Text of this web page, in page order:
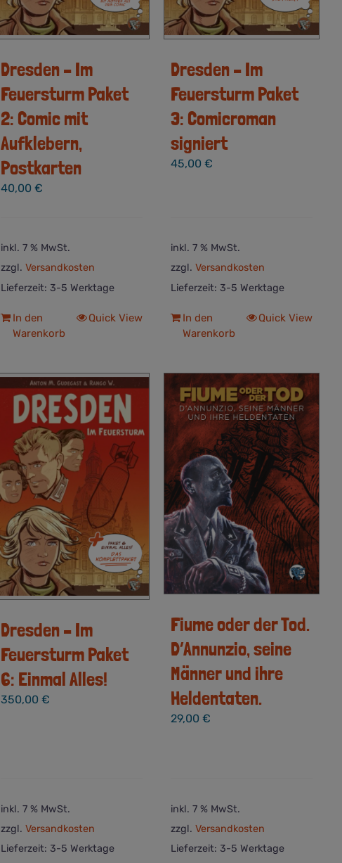
Dresden – Im
Feuersturm Paket
2: Comic mit
Aufklebern,
Postkarten
40,00€
inkl. 7 % MwSt.
zzgl.Versandkosten
Lieferzeit: 3-5 Werktage
In den
Warenkorb
Quick View
Dresden – Im
Feuersturm Paket
3: Comicroman
signiert
45,00€
inkl. 7 % MwSt.
zzgl.Versandkosten
Lieferzeit: 3-5 Werktage
In den
Warenkorb
Quick View
Dresden – Im
Feuersturm Paket
6: Einmal Alles!
350,00€
inkl. 7 % MwSt.
zzgl.Versandkosten
Lieferzeit: 3-5 Werktage
Fiume oder der Tod.
D’Annunzio, seine
Männer und ihre
Heldentaten.
29,00€
inkl. 7 % MwSt.
zzgl.Versandkosten
Lieferzeit: 3-5 Werktage